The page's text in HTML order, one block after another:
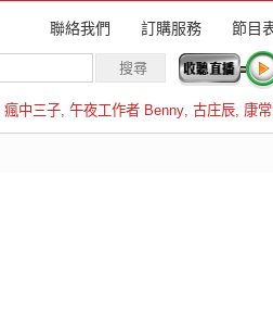
聯絡我們 訂購服務 節目
瘋中三子, 午夜工作者 Benny, 古庄辰, 康